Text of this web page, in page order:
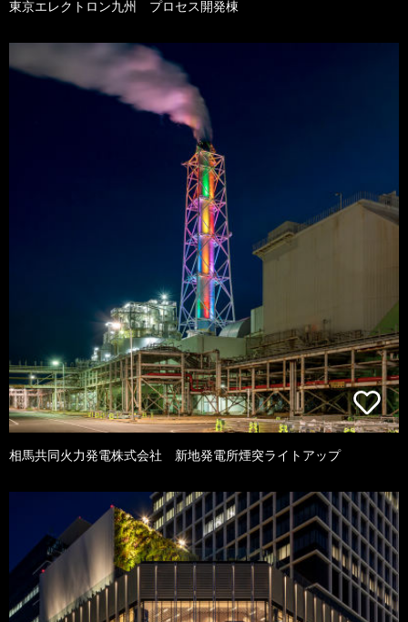
東京エレクトロン九州 プロセス開発棟
相馬共同火力発電株式会社 新地発電所煙突ライトアップ